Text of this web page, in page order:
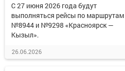
С 27 июня 2026 года будут
выполняться рейсы по маршрутам
№8944 и №9298 «Красноярск —
Кызыл».
26.06.2026